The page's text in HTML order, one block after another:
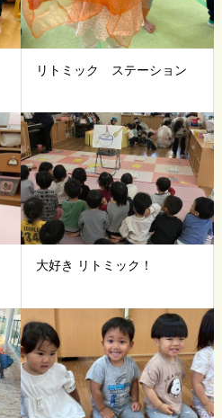
リトミック ステーション
大好き リトミック！